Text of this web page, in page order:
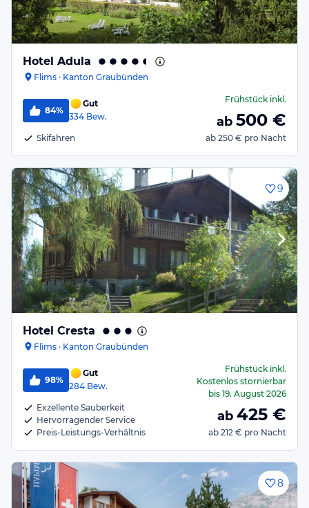
Hotel Adula
Flims · Kanton Graubünden
84%
Gut
334 Bew.
Skifahren
Frühstückinkl.
ab 500 €
ab 250 € pro Nacht
9
Hotel Cresta
Flims · Kanton Graubünden
98%
Gut
284 Bew.
Exzellente Sauberkeit
Hervorragender Service
Preis-Leistungs-Verhältnis
Frühstückinkl.
Kostenlos stornierbar
bis 19. August 2026
ab 425 €
ab 212 € pro Nacht
8